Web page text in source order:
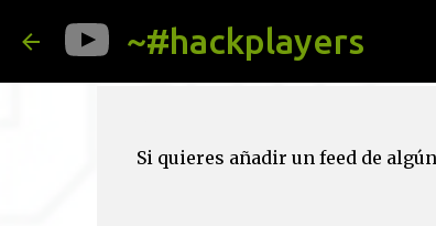
~#hackplayers
Si quieres añadir un feed de